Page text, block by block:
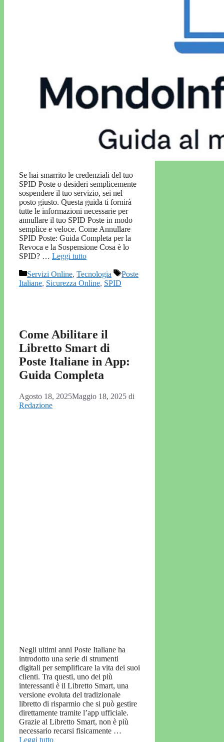
Se hai smarrito le credenziali del tuo
SPID Poste o desideri semplicemente
sospendere il tuo servizio, sei nel
posto giusto. Questa guida ti fornirà
tutte le informazioni necessarie per
annullare il tuo SPID Poste in modo
semplice e veloce. Come Annullare
SPID Poste: Guida Completa per la
Revoca e la Sospensione Cosa è lo
SPID? … Leggi tutto
Categorie
Servizi Online, Tecnologia Tag
Poste
Italiane, Sicurezza Online, SPID
Come Abilitare il
Libretto Smart di
Poste Italiane in App:
Guida Completa
Agosto 18, 2025Maggio 18, 2025 di
Redazione
Negli ultimi anni Poste Italiane ha
introdotto una serie di strumenti
digitali per semplificare la vita dei suoi
clienti. Tra questi, uno dei più
interessanti è il Libretto Smart, una
versione evoluta del tradizionale
libretto di risparmio che si può gestire
direttamente tramite l’app ufficiale.
Grazie al Libretto Smart, non è più
necessario recarsi fisicamente …
Leggi tutto